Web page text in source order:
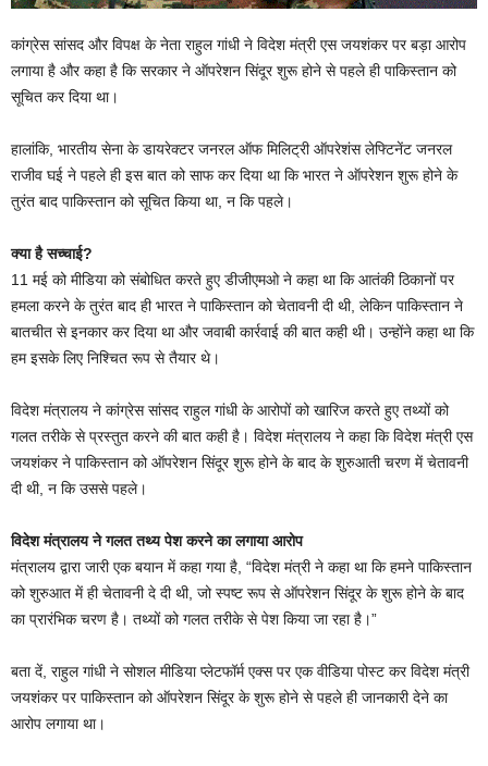
कांग्रेस सांसद और विपक्ष के नेता राहुल गांधी ने विदेश मंत्री एस जयशंकर पर बड़ा आरोप
लगाया है और कहा है कि सरकार ने ऑपरेशन सिंदूर शुरू होने से पहले ही पाकिस्तान को
सूचित कर दिया था।
हालांकि, भारतीय सेना के डायरेक्टर जनरल ऑफ मिलिट्री ऑपरेशंस लेफ्टिनेंट जनरल
राजीव घई ने पहले ही इस बात को साफ कर दिया था कि भारत ने ऑपरेशन शुरू होने के
तुरंत बाद पाकिस्तान को सूचित किया था, न कि पहले।
क्या है सच्चाई?
11 मई को मीडिया को संबोधित करते हुए डीजीएमओ ने कहा था कि आतंकी ठिकानों पर
हमला करने के तुरंत बाद ही भारत ने पाकिस्तान को चेतावनी दी थी, लेकिन पाकिस्तान ने
बातचीत से इनकार कर दिया था और जवाबी कार्रवाई की बात कही थी। उन्होंने कहा था कि
हम इसके लिए निश्चित रूप से तैयार थे।
विदेश मंत्रालय ने कांग्रेस सांसद राहुल गांधी के आरोपों को खारिज करते हुए तथ्यों को
गलत तरीके से प्रस्तुत करने की बात कही है। विदेश मंत्रालय ने कहा कि विदेश मंत्री एस
जयशंकर ने पाकिस्तान को ऑपरेशन सिंदूर शुरू होने के बाद के शुरुआती चरण में चेतावनी
दी थी, न कि उससे पहले।
विदेश मंत्रालय ने गलत तथ्य पेश करने का लगाया आरोप
मंत्रालय द्वारा जारी एक बयान में कहा गया है, “विदेश मंत्री ने कहा था कि हमने पाकिस्तान
को शुरुआत में ही चेतावनी दे दी थी, जो स्पष्ट रूप से ऑपरेशन सिंदूर के शुरू होने के बाद
का प्रारंभिक चरण है। तथ्यों को गलत तरीके से पेश किया जा रहा है।”
बता दें, राहुल गांधी ने सोशल मीडिया प्लेटफॉर्म एक्स पर एक वीडिया पोस्ट कर विदेश मंत्री
जयशंकर पर पाकिस्तान को ऑपरेशन सिंदूर के शुरू होने से पहले ही जानकारी देने का
आरोप लगाया था।